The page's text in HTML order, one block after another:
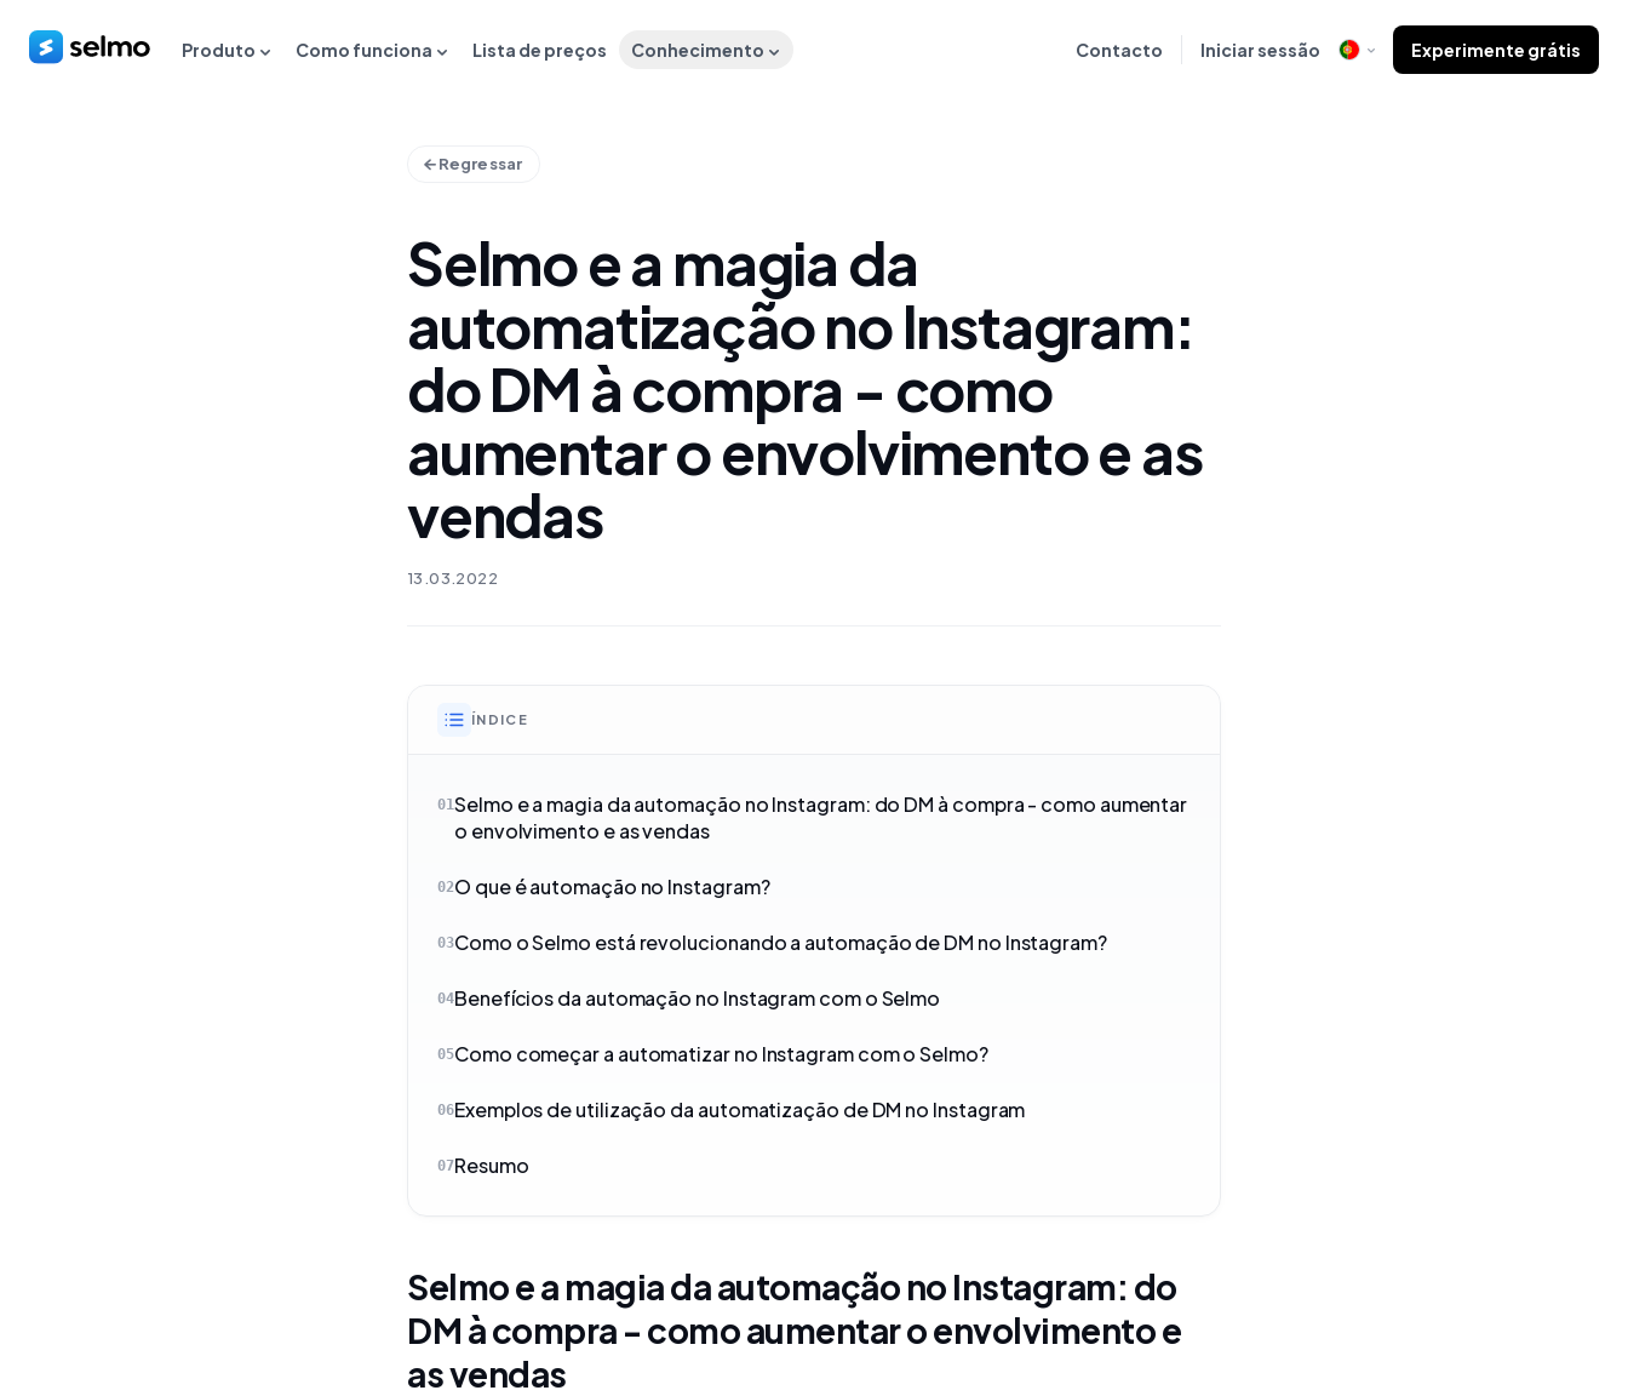
Produto Como funciona Lista de preços Conhecimento Contacto Iniciar sessão Experimente grátis
Regressar
Selmo e a magia da
automatização no Instagram:
do DM à compra - como
aumentar o envolvimento e as
vendas
13.03.2022
ÍNDICE
01Selmo e a magia da automação no Instagram: do DM à compra - como aumentar
o envolvimento e as vendas
02O que é automação no Instagram?
03Como o Selmo está revolucionando a automação de DM no Instagram?
04Benefícios da automação no Instagram com o Selmo
05Como começar a automatizar no Instagram com o Selmo?
06Exemplos de utilização da automatização de DM no Instagram
07Resumo
Selmo e a magia da automação no Instagram: do
DM à compra - como aumentar o envolvimento e
as vendas